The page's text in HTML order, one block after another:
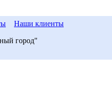
Наши клиенты
город"